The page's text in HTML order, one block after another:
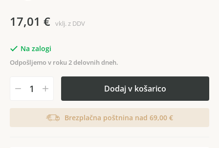
17,01 € vklj. z DDV
Na zalogi
Odpošljemo v roku 2 delovnih dneh.
Dodaj v košarico
Brezplačna poštnina nad 69,00 €